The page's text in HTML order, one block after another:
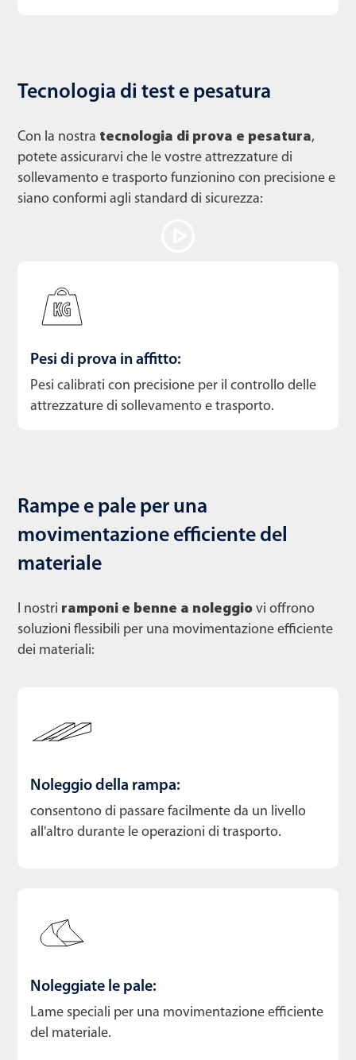
Tecnologia di test e pesatura
Con la nostra tecnologia di prova e pesatura,
potete assicurarvi che le vostre attrezzature di
sollevamento e trasporto funzionino con precisione e
siano conformi agli standard di sicurezza:
Pesi di prova in affitto:
Pesi calibrati con precisione per il controllo delle
attrezzature di sollevamento e trasporto.
Rampe e pale per una
movimentazione efficiente del
materiale
I nostri ramponi e benne a noleggio vi offrono
soluzioni flessibili per una movimentazione efficiente
dei materiali:
Noleggio della rampa:
consentono di passare facilmente da un livello
all'altro durante le operazioni di trasporto.
Noleggiate le pale:
Lame speciali per una movimentazione efficiente
del materiale.